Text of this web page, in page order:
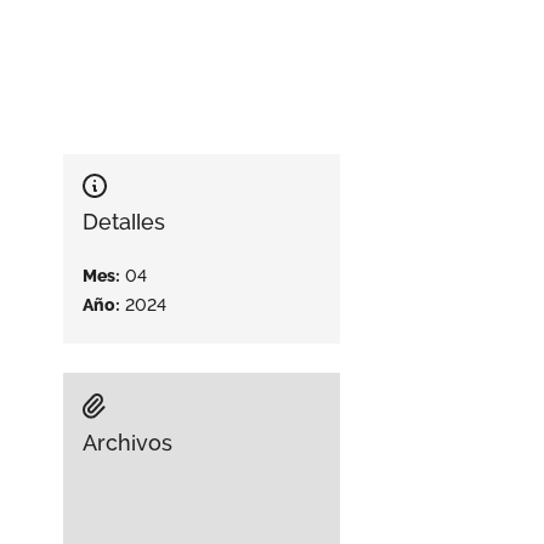
Detalles
Mes: 04
Año: 2024
Archivos